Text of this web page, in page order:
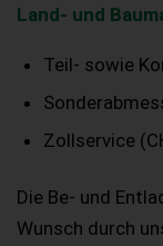
Land- und
Teil- sowie
Zollservice
Die Be- und
Wunsch durch